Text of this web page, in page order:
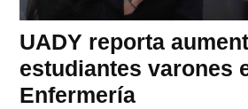
UADY reporta
estudiantes varones
Enfermería